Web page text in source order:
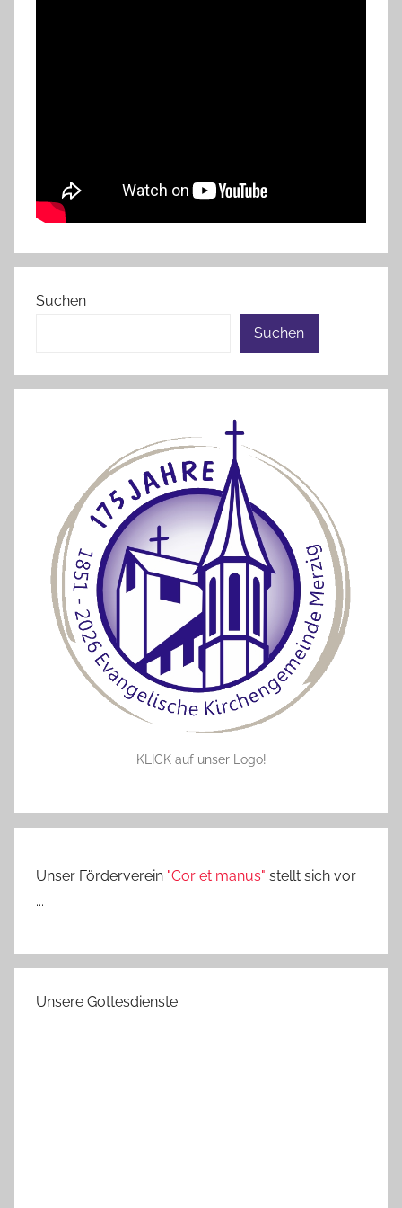
Suchen
Suchen
KLICK auf unser Logo!
Unser Förderverein "Cor et manus" stellt sich vor
...
Unsere Gottesdienste